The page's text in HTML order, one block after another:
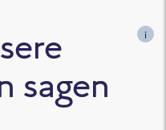
sagen
i